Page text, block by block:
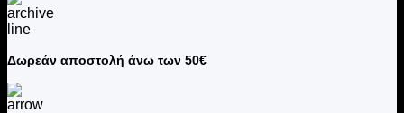
Δωρεάν αποστολή άνω των 50€